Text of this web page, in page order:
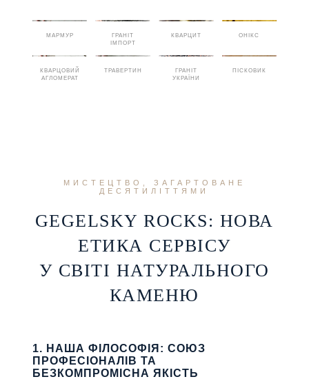
МАРМУР
ГРАНІТ
ІМПОРТ
КВАРЦИТ ОНІКС
КВАРЦОВИЙ
АГЛОМЕРАТ
ТРАВЕРТИН
ГРАНІТ
УКРАЇНИ
ПІСКОВИК
МИСТЕЦТВО, ЗАГАРТОВАНЕ
ДЕСЯТИЛІТТЯМИ
GEGELSKY ROCKS: НОВА
ЕТИКА СЕРВІСУ
У СВІТІ НАТУРАЛЬНОГО
КАМЕНЮ
1. НАША ФІЛОСОФІЯ: СОЮЗ
ПРОФЕСІОНАЛІВ ТА
БЕЗКОМПРОМІСНА ЯКІСТЬ